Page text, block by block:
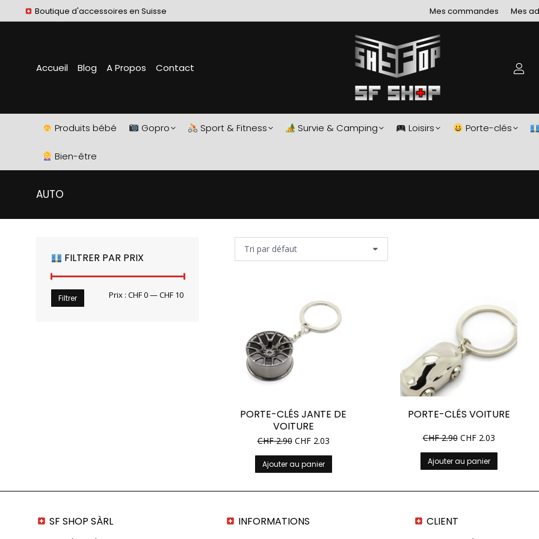
Boutique d'accessoires en Suisse Mes commandes Mes
Accueil Blog A Propos Contact
Produits bébé Gopro Sport & Fitness Survie & Camping Loisirs Porte-clés
Bien-être
AUTO
PORTE-CLÉS JANTE DE
VOITURE
CHF2.90 CHF2.03
Ajouter au panier
PORTE-CLÉS VOITURE
CHF2.90 CHF2.03
Ajouter au panier
FILTRER PAR PRIX
Prix
Prix
Filtrer Prix : CHF 0—CHF 10
SF SHOP SÀRL INFORMATIONS CLIENT